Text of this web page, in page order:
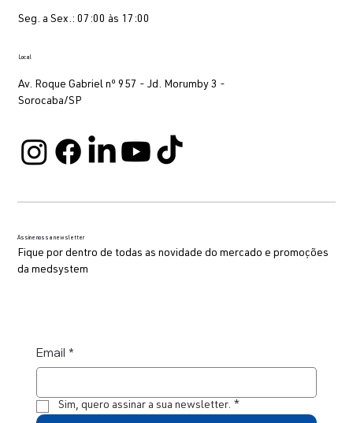
Seg. a Sex.: 07:00 às 17:00
Local
Av. Roque Gabriel nº 957 - Jd. Morumby 3 -
Sorocaba/SP
Assine nossa newsletter
Fique por dentro de todas as novidade do mercado e promoções
da medsystem
Email *
Sim, quero assinar a sua newsletter. *